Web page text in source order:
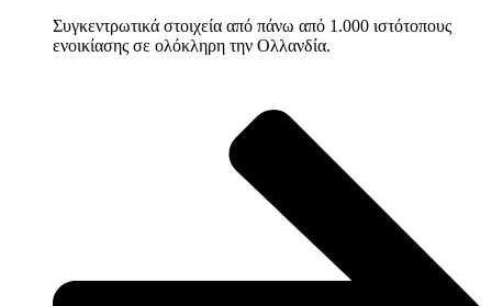
Συγκεντρωτικά στοιχεία από πάνω από 1.000 ιστότοπους
ενοικίασης σε ολόκληρη την Ολλανδία.